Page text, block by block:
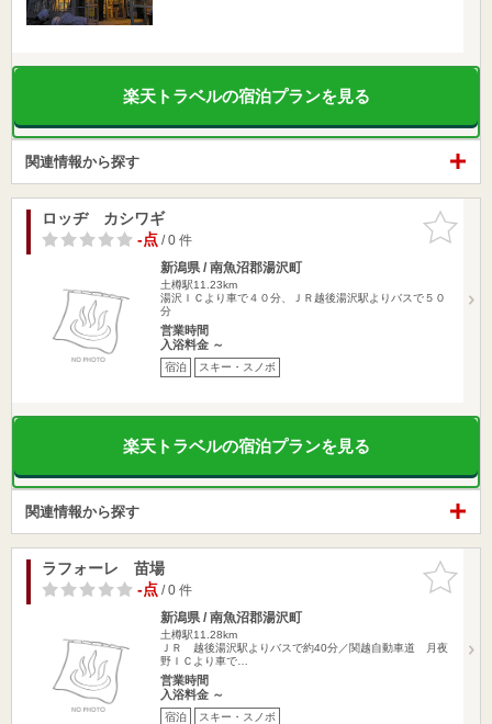
楽天トラベルの宿泊プランを見る
関連情報から探す
お気に入
りに追加
ロッヂ カシワギ
-点/ 0 件
新潟県 / 南魚沼郡湯沢町
土樽駅11.23km
湯沢ＩＣより車で４０分、ＪＲ越後湯沢駅よりバスで５０
分
営業時間
入浴料金 ～
宿泊 スキー・スノボ
楽天トラベルの宿泊プランを見る
関連情報から探す
お気に入
りに追加
ラフォーレ 苗場
-点/ 0 件
新潟県 / 南魚沼郡湯沢町
土樽駅11.28km
ＪＲ 越後湯沢駅よりバスで約40分／関越自動車道 月夜
野ＩＣより車で…
営業時間
入浴料金 ～
宿泊 スキー・スノボ